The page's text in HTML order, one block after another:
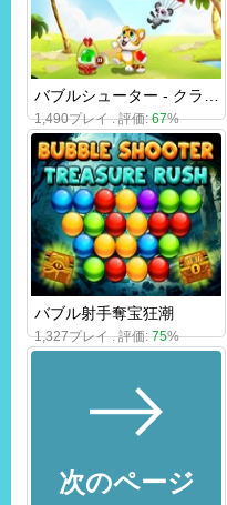
1,490プレイ . 評価:67%
バブル射手奪宝狂潮
1,327プレイ . 評価:75%
次のページ